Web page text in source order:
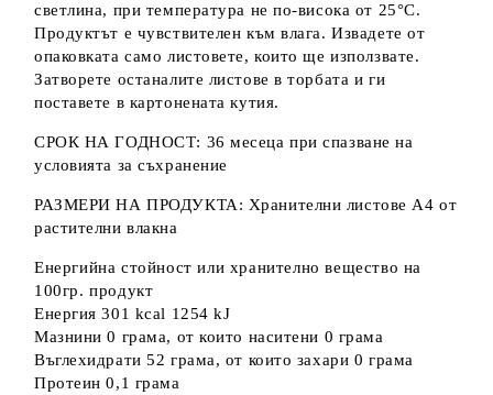
светлина, при температура не по-висока от 25°C.
Продуктът е чувствителен към влага. Извадете от
опаковката само листовете, които ще използвате.
Затворете останалите листове в торбата и ги
поставете в картонената кутия.
СРОК НА ГОДНОСТ: 36 месеца при спазване на
условията за съхранение
РАЗМЕРИ НА ПРОДУКТА: Хранителни листове А4 от
растителни влакна
Енергийна стойност или хранително вещество на
100гр. продукт
Енергия 301 kcal 1254 kJ
Мазнини 0 грама, от които наситени 0 грама
Въглехидрати 52 грама, от които захари 0 грама
Протеин 0,1 грама